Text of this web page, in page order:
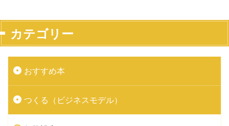
カテゴリー
おすすめ本
つくる（ビジネスモデル）